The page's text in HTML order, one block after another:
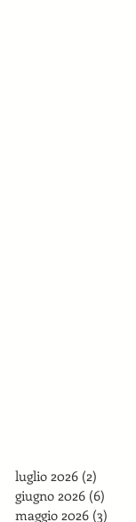
luglio 2026 (2)
giugno 2026 (6)
maggio 2026 (3)